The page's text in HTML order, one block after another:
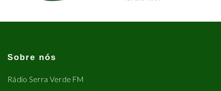
Sobre nós
Rádio Serra Verde FM